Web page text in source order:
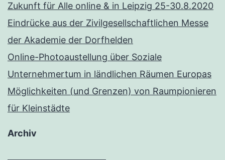
Zukunft für Alle online & in Leipzig 25-30.8.2020
Eindrücke aus der Zivilgesellschaftlichen Messe
der Akademie der Dorfhelden
Online-Photoaustellung über Soziale
Unternehmertum in ländlichen Räumen Europas
Möglichkeiten (und Grenzen) von Raumpionieren
für Kleinstädte
Archiv